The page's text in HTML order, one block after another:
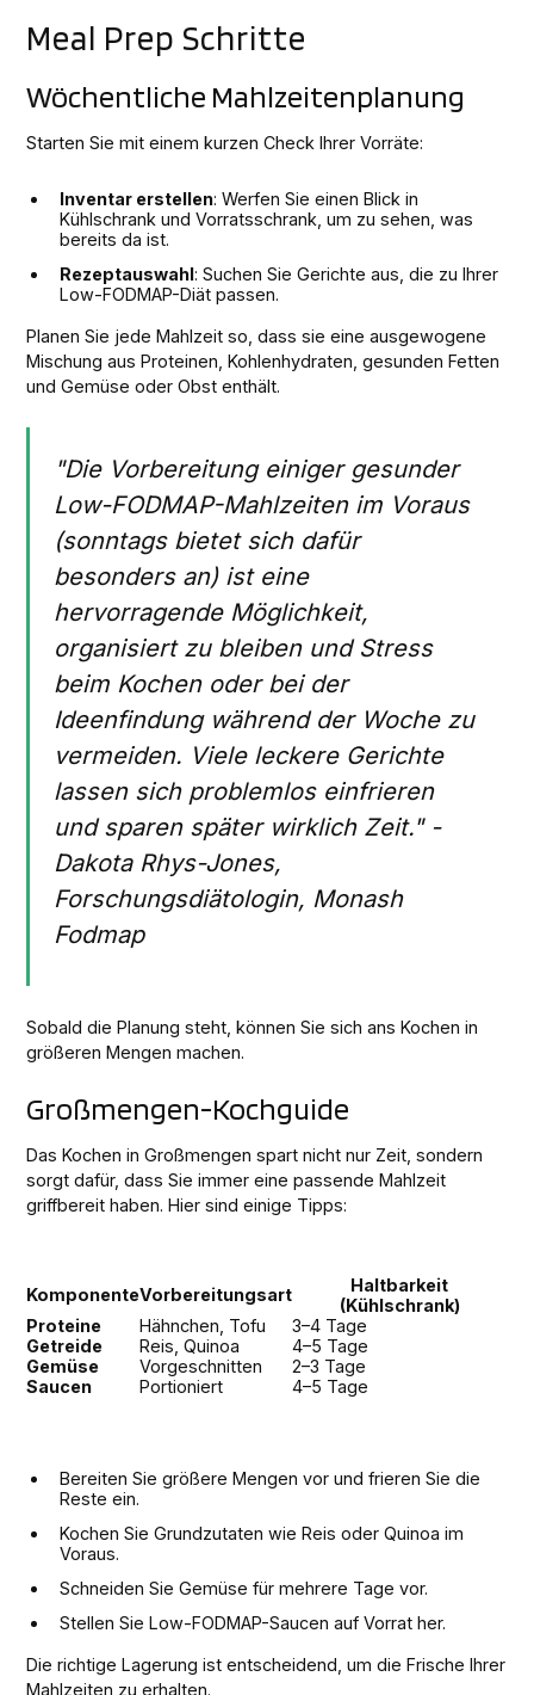
Meal Prep Schritte
Wöchentliche Mahlzeitenplanung
Starten Sie mit einem kurzen Check Ihrer Vorräte:
Inventar erstellen: Werfen Sie einen Blick in
Kühlschrank und Vorratsschrank, um zu sehen, was
bereits da ist.
Rezeptauswahl: Suchen Sie Gerichte aus, die zu Ihrer
Low-FODMAP-Diät passen.
Planen Sie jede Mahlzeit so, dass sie eine ausgewogene
Mischung aus Proteinen, Kohlenhydraten, gesunden Fetten
und Gemüse oder Obst enthält.
"Die Vorbereitung einiger gesunder
Low-FODMAP-Mahlzeiten im Voraus
(sonntags bietet sich dafür
besonders an) ist eine
hervorragende Möglichkeit,
organisiert zu bleiben und Stress
beim Kochen oder bei der
Ideenfindung während der Woche zu
vermeiden. Viele leckere Gerichte
lassen sich problemlos einfrieren
und sparen später wirklich Zeit." -
Dakota Rhys-Jones,
Forschungsdiätologin, Monash
Fodmap
Sobald die Planung steht, können Sie sich ans Kochen in
größeren Mengen machen.
Großmengen-Kochguide
Das Kochen in Großmengen spart nicht nur Zeit, sondern
sorgt dafür, dass Sie immer eine passende Mahlzeit
griffbereit haben. Hier sind einige Tipps:
KomponenteVorbereitungsart
Haltbarkeit
(Kühlschrank)
Proteine
Hähnchen, Tofu
3–4 Tage
Getreide
Reis, Quinoa
4–5 Tage
Gemüse
Vorgeschnitten
2–3 Tage
Saucen
Portioniert 4–5 Tage
Bereiten Sie größere Mengen vor und frieren Sie die
Reste ein.
Kochen Sie Grundzutaten wie Reis oder Quinoa im
Voraus.
Schneiden Sie Gemüse für mehrere Tage vor.
Stellen Sie Low-FODMAP-Saucen auf Vorrat her.
Die richtige Lagerung ist entscheidend, um die Frische Ihrer
Mahlzeiten zu erhalten.